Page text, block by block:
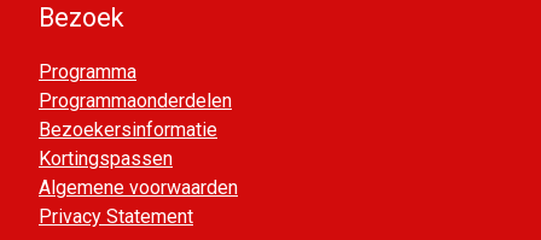
Bezoek
Programma
Programmaonderdelen
Bezoekersinformatie
Kortingspassen
Algemene voorwaarden
Privacy Statement